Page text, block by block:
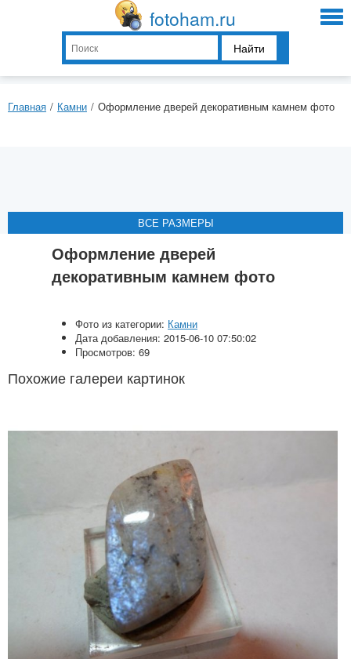
fotoham.ru
Найти
Главная / Камни / Оформление дверей декоративным камнем фото
ВСЕ РАЗМЕРЫ
ВСЕ РАЗМЕРЫ
ВСЕ РАЗМЕРЫ
ВСЕ РАЗМЕРЫ
ВСЕ РАЗМЕРЫ
Оформление дверей
декоративным камнем фото
Фото из категории: Камни
Дата добавления: 2015-06-10 07:50:02
Просмотров: 69
Похожие галереи картинок